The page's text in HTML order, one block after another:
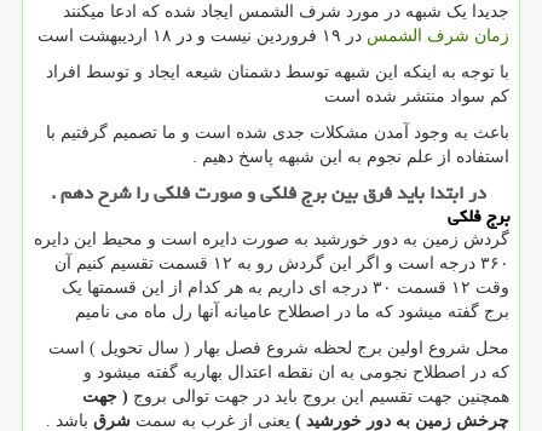
جدیدا یک شبهه در مورد شرف الشمس ایجاد شده که ادعا میکنند
زمان شرف الشمس در ۱۹ فروردین نیست و در ۱۸ اردیبهشت است
با توجه به اینکه این شبهه توسط دشمنان شیعه ایجاد و توسط افراد
کم سواد منتشر شده است
باعث به وجود آمدن مشکلات جدی شده است و ما تصمیم گرفتیم با
استفاده از علم نجوم به این شبهه پاسخ دهیم .
در ابتدا باید فرق بین برج فلکی و صورت فلکی را شرح دهم .
برج فلکی
گردش زمین به دور خورشید به صورت دایره است و محیط این دایره
۳۶۰ درجه است و اگر این گردش رو به ۱۲ قسمت تقسیم کنیم آن
وقت ۱۲ قسمت ۳۰ درجه ای داریم به هر کدام از این قسمتها یک
برج گفته میشود که ما در اصطلاح عامیانه آنها رل ماه می نامیم
محل شروع اولین برج لحظه شروع فصل بهار ( سال تحویل ) است
که در اصطلاح نجومی به ان نقطه اعتدال بهاریه گفته میشود و
همچنین جهت تقسیم این بروج باید در جهت توالی بروج ( جهت
چرخش زمین به دور خورشید ) یعنی از غرب به سمت شرق باشد .